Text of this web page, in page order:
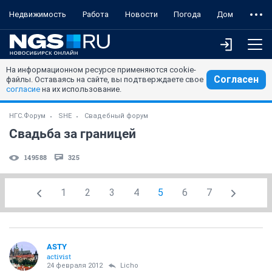
Недвижимость Работа Новости Погода Дом
На информационном ресурсе применяются cookie-
файлы. Оставаясь на сайте, вы подтверждаете свое
согласие на их использование.
Согласен
НГС.Форум SHE Свадебный форум
Свадьба за границей
149588 325
1 2 3 4 5 6 7
ASTY
activist
24 февраля 2012 Licho